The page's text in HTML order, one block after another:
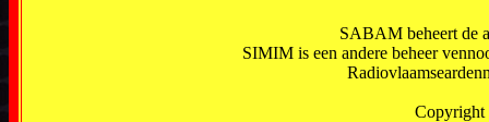
SABAM beheert de
SIMIM is een andere beheer
Copyright